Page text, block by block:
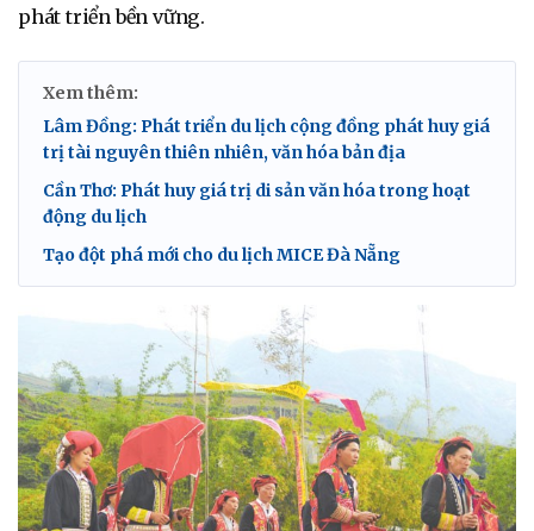
phát triển bền vững.
Xem thêm:
Lâm Đồng: Phát triển du lịch cộng đồng phát huy giá
trị tài nguyên thiên nhiên, văn hóa bản địa
Cần Thơ: Phát huy giá trị di sản văn hóa trong hoạt
động du lịch
Tạo đột phá mới cho du lịch MICE Đà Nẵng